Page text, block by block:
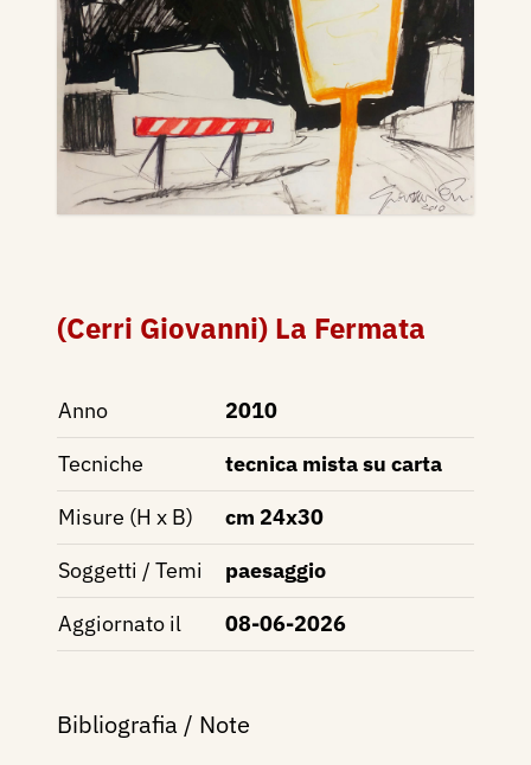
(Cerri Giovanni) La Fermata
Anno
2010
Tecniche
tecnica mista su carta
Misure (H x B)
cm 24x30
Soggetti / Temi
paesaggio
Aggiornato il
08-06-2026
Bibliografia / Note